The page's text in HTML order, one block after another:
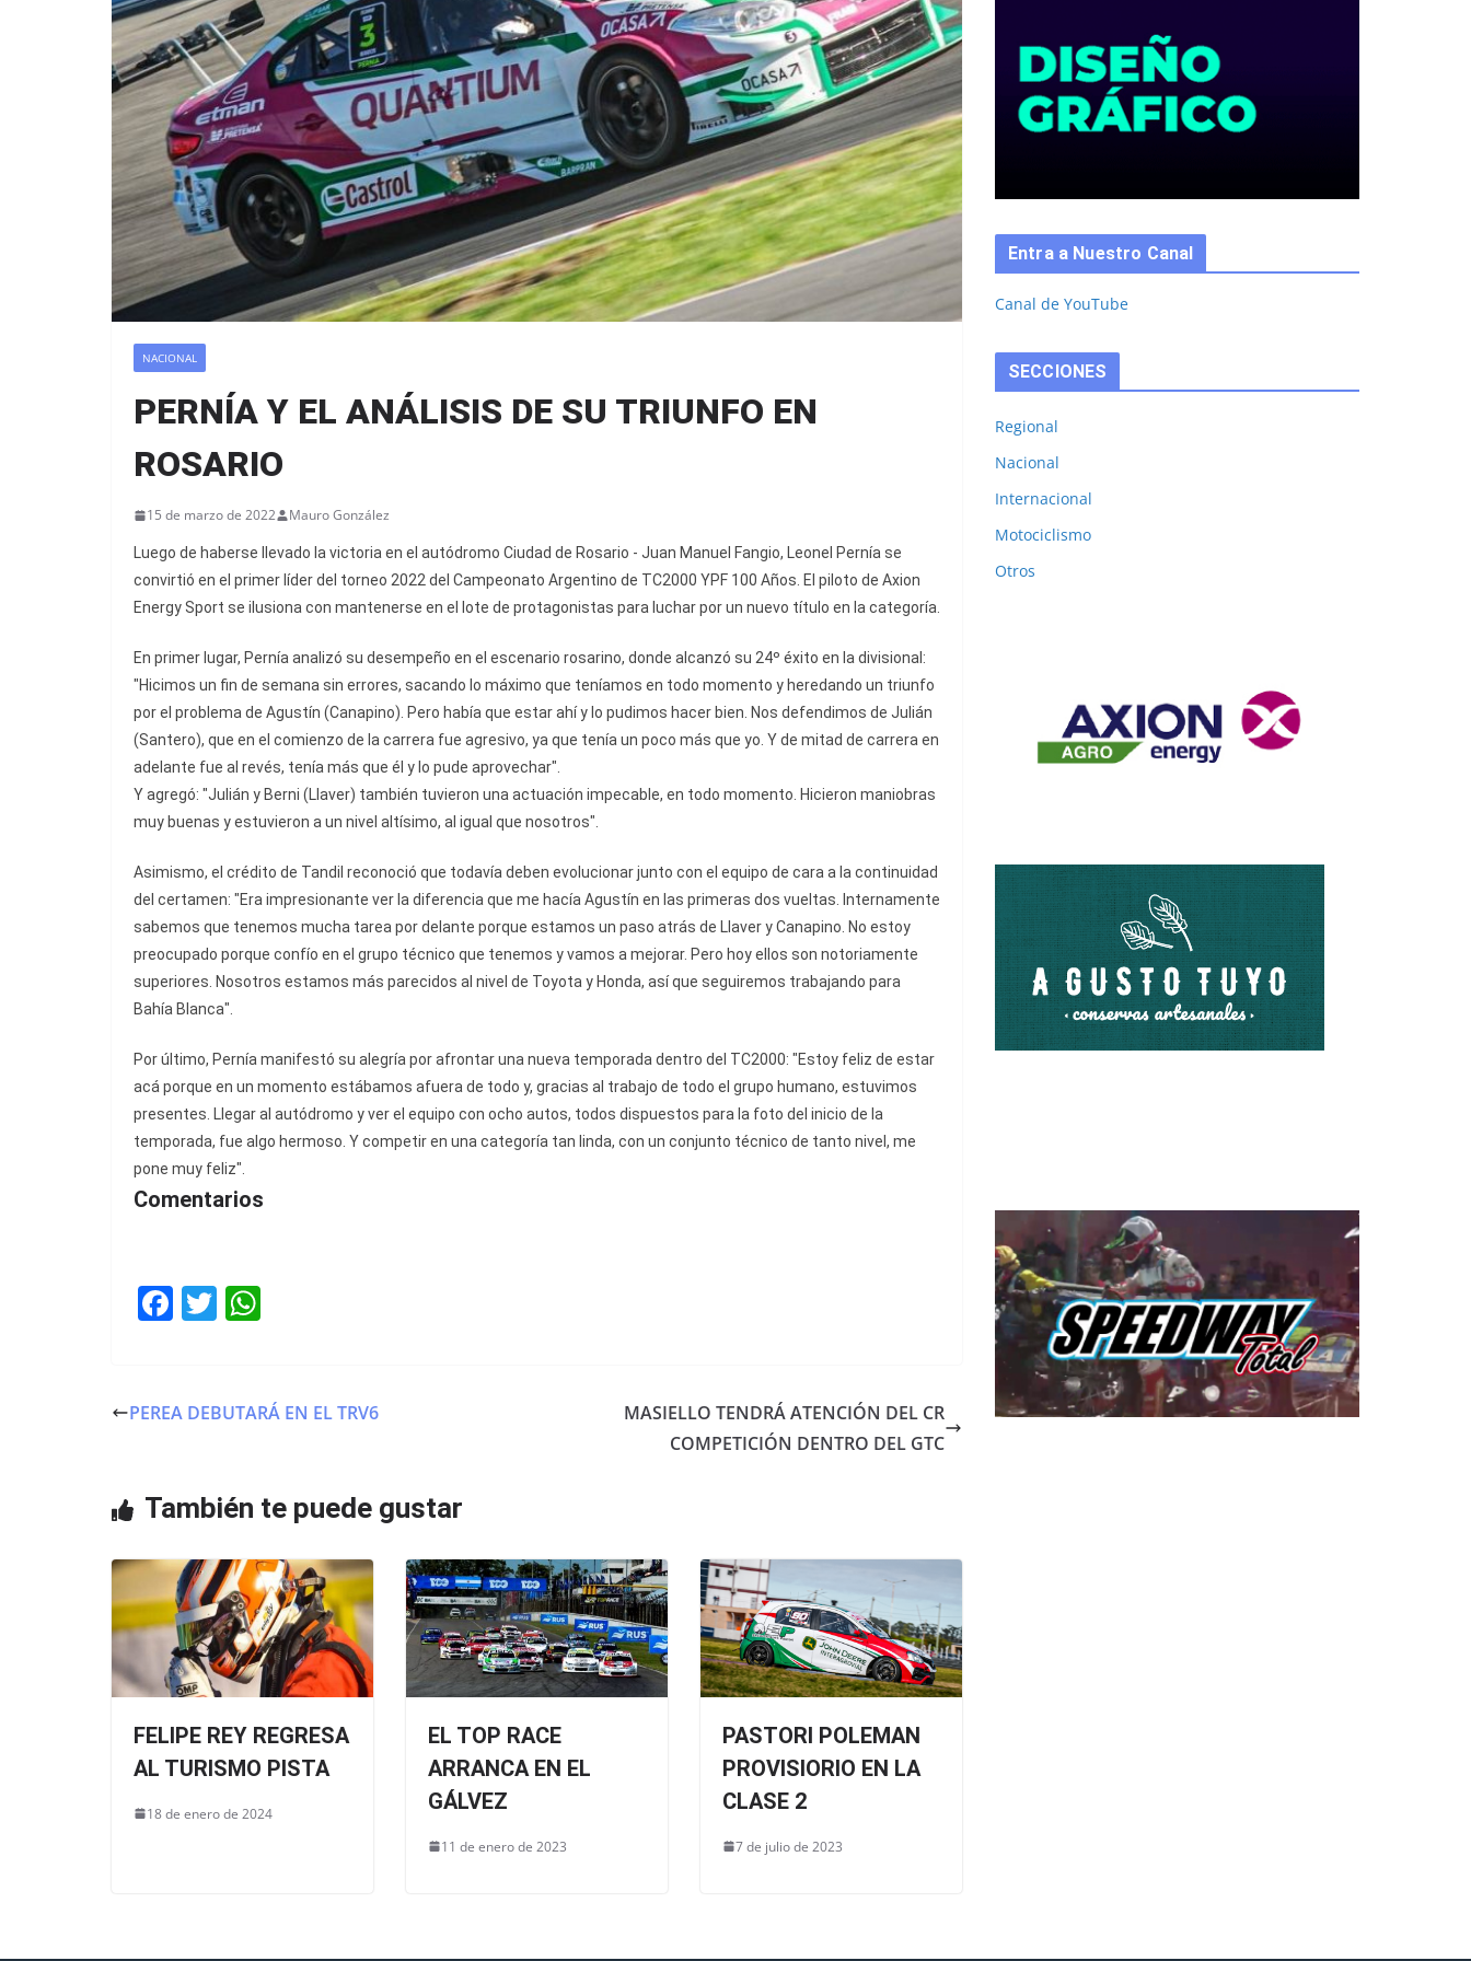
NACIONAL
PERNÍA Y EL ANÁLISIS DE SU TRIUNFO EN
ROSARIO
15 de marzo de 2022 Mauro González
Luego de haberse llevado la victoria en el autódromo Ciudad de Rosario - Juan Manuel Fangio, Leonel Pernía se
convirtió en el primer líder del torneo 2022 del Campeonato Argentino de TC2000 YPF 100 Años. El piloto de Axion
Energy Sport se ilusiona con mantenerse en el lote de protagonistas para luchar por un nuevo título en la categoría.
En primer lugar, Pernía analizó su desempeño en el escenario rosarino, donde alcanzó su 24º éxito en la divisional:
"Hicimos un fin de semana sin errores, sacando lo máximo que teníamos en todo momento y heredando un triunfo
por el problema de Agustín (Canapino). Pero había que estar ahí y lo pudimos hacer bien. Nos defendimos de Julián
(Santero), que en el comienzo de la carrera fue agresivo, ya que tenía un poco más que yo. Y de mitad de carrera en
adelante fue al revés, tenía más que él y lo pude aprovechar".
Y agregó: "Julián y Berni (Llaver) también tuvieron una actuación impecable, en todo momento. Hicieron maniobras
muy buenas y estuvieron a un nivel altísimo, al igual que nosotros".
Asimismo, el crédito de Tandil reconoció que todavía deben evolucionar junto con el equipo de cara a la continuidad
del certamen: "Era impresionante ver la diferencia que me hacía Agustín en las primeras dos vueltas. Internamente
sabemos que tenemos mucha tarea por delante porque estamos un paso atrás de Llaver y Canapino. No estoy
preocupado porque confío en el grupo técnico que tenemos y vamos a mejorar. Pero hoy ellos son notoriamente
superiores. Nosotros estamos más parecidos al nivel de Toyota y Honda, así que seguiremos trabajando para
Bahía Blanca".
Por último, Pernía manifestó su alegría por afrontar una nueva temporada dentro del TC2000: "Estoy feliz de estar
acá porque en un momento estábamos afuera de todo y, gracias al trabajo de todo el grupo humano, estuvimos
presentes. Llegar al autódromo y ver el equipo con ocho autos, todos dispuestos para la foto del inicio de la
temporada, fue algo hermoso. Y competir en una categoría tan linda, con un conjunto técnico de tanto nivel, me
pone muy feliz".
Comentarios
F
e
o
k
T
er s
p
PEREA DEBUTARÁ EN EL TRV6
MASIELLO TENDRÁ ATENCIÓN DEL CR
COMPETICIÓN DENTRO DEL GTC
También te puede gustar
FELIPE REY REGRESA
AL TURISMO PISTA
18 de enero de 2024
EL TOP RACE
ARRANCA EN EL
GÁLVEZ
11 de enero de 2023
PASTORI POLEMAN
PROVISIORIO EN LA
CLASE 2
7 de julio de 2023
Entra a Nuestro Canal
Canal de YouTube
SECCIONES
Regional
Nacional
Internacional
Motociclismo
Otros